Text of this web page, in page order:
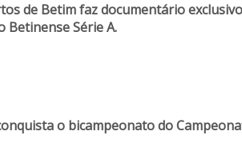
de Betim faz documentário
Betinense Série A.
o bicampeonato do